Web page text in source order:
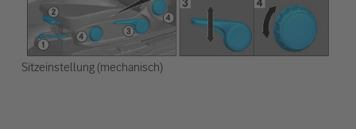
Sitzeinstellung (mechanisch)